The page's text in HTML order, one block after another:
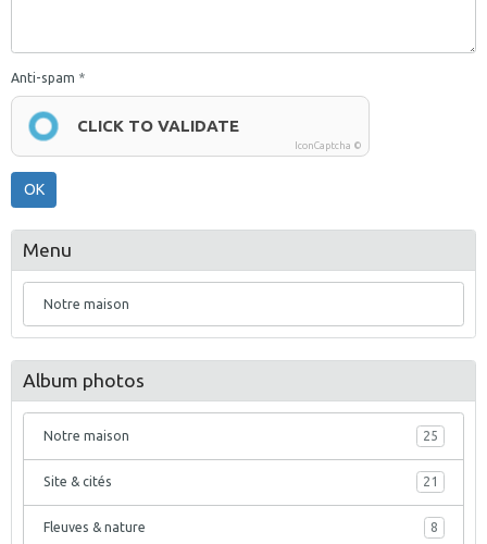
Anti-spam
CLICK TO VALIDATE
IconCaptcha ©
OK
Menu
Notre maison
Album photos
Notre maison 25
Site & cités 21
Fleuves & nature 8